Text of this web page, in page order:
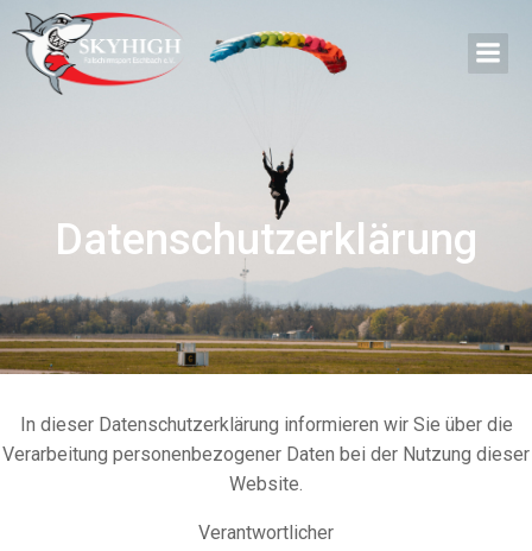
Inhalt
springen
Datenschutzerklärung
In dieser Datenschutzerklärung informieren wir Sie über die
Verarbeitung personenbezogener Daten bei der Nutzung dieser
Website.
Verantwortlicher